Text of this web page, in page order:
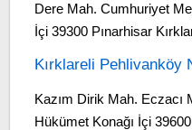
Dere Mah. Cumhuriyet
İçi 39300 Pınarhisar
Kırklareli Pehlivanköy
Kazım Dirik Mah. Eczacı
Hükümet Konağı İçi